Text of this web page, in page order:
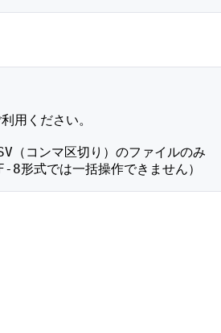
用ください。
（コンマ区切り）のファイルのみ
形式では一括操作できません）